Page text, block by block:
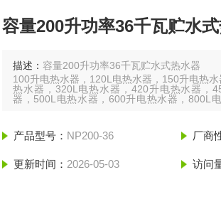
容量200升功率36千瓦贮水
描述：容量200升功率36千瓦贮水式热水器
100升电热水器，120L电热水器，150升电热
热水器，320L电热水器，420升电热水器，
器，500L电热水器，600升电热水器，800L
产品型号： NP200-36 厂商
更新时间： 2026-05-03 访问